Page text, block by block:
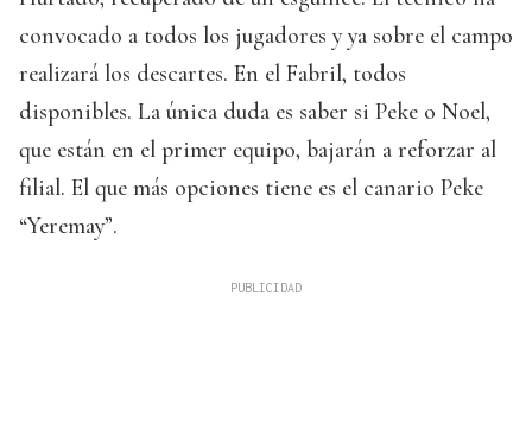
convocado a todos los jugadores y ya sobre el campo
realizará los descartes. En el Fabril, todos
disponibles. La única duda es saber si Peke o Noel,
que están en el primer equipo, bajarán a reforzar al
filial. El que más opciones tiene es el canario Peke
“Yeremay”.